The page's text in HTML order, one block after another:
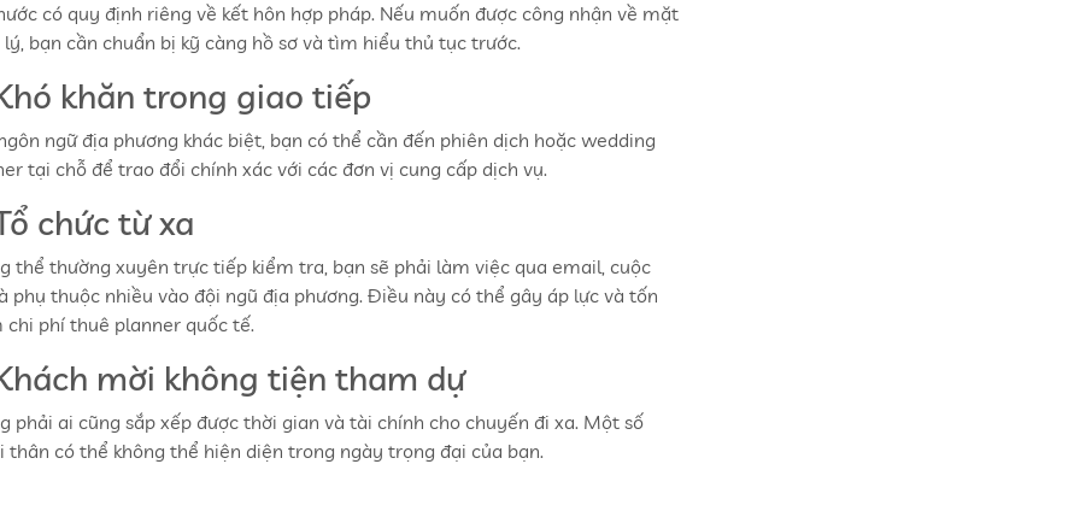
có quy định riêng về kết hôn hợp pháp. Nếu muốn được công nhận về mặt
lý, bạn cần chuẩn bị kỹ càng hồ sơ và tìm hiểu thủ tục trước.
khăn trong giao tiếp
ngữ địa phương khác biệt, bạn có thể cần đến phiên dịch hoặc wedding
tại chỗ để trao đổi chính xác với các đơn vị cung cấp dịch vụ.
chức từ xa
thể thường xuyên trực tiếp kiểm tra, bạn sẽ phải làm việc qua email, cuộc
phụ thuộc nhiều vào đội ngũ địa phương. Điều này có thể gây áp lực và tốn
chi phí thuê planner quốc tế.
mời không tiện tham dự
phải ai cũng sắp xếp được thời gian và tài chính cho chuyến đi xa. Một số
thân có thể không thể hiện diện trong ngày trọng đại của bạn.